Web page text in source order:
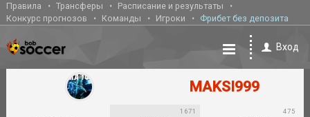
Правила Трансферы
Расписание и результаты
Конкурс прогнозов
Команды Игроки Фрибет без депозита
Вход
MAKSI999
1671 475